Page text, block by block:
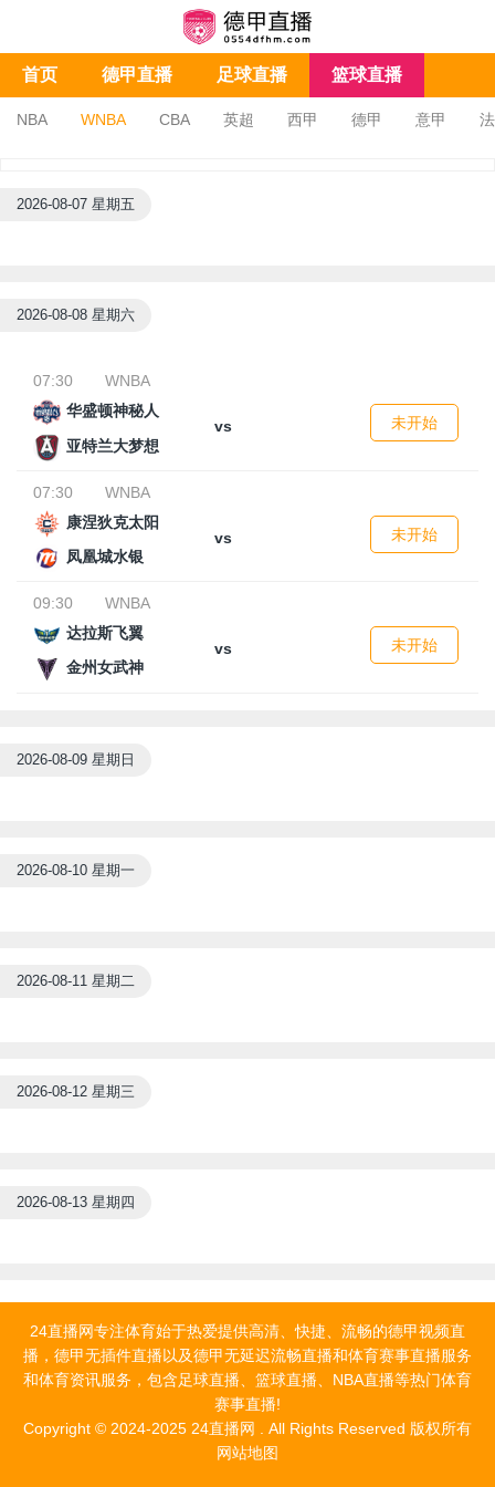
首页 德甲直播 足球直播 篮球直播
NBA WNBA CBA 英超 西甲 德甲 意甲
2026-08-07 星期五
2026-08-08 星期六
07:30
WNBA
华盛顿神秘人
vs
亚特兰大梦想
未开始
07:30
WNBA
康涅狄克太阳
vs
凤凰城水银
未开始
09:30
WNBA
达拉斯飞翼
vs
金州女武神
未开始
2026-08-09 星期日
2026-08-10 星期一
2026-08-11 星期二
2026-08-12 星期三
2026-08-13 星期四
24直播网专注体育始于热爱提供高清、快捷、流畅的德甲视频直
播，德甲无插件直播以及德甲无延迟流畅直播和体育赛事直播服务
和体育资讯服务，包含足球直播、篮球直播、NBA直播等热门体育
赛事直播!
Copyright © 2024-2025 24直播网 . All Rights Reserved 版权所有
网站地图